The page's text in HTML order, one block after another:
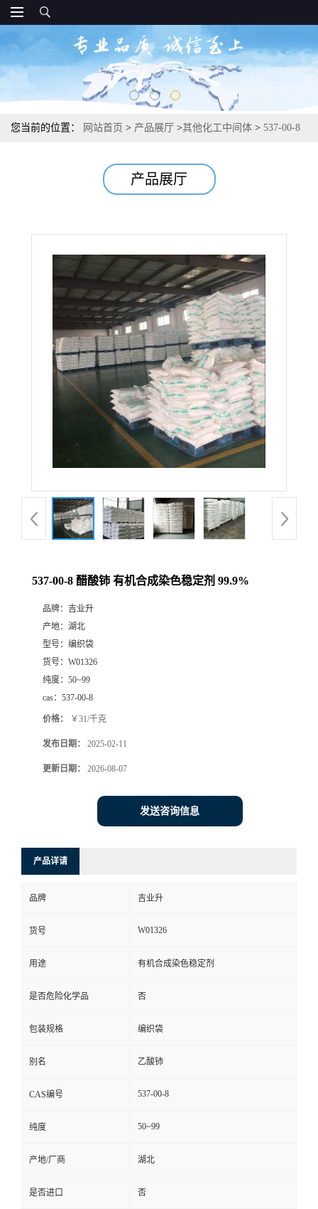
您当前的位置： 网站首页 > 产品展厅 >其他化工中间体 > 537-00-8
产品展厅
537-00-8 醋酸铈 有机合成染色稳定剂 99.9%
品牌： 吉业升
产地： 湖北
型号： 编织袋
货号： W01326
纯度： 50~99
cas： 537-00-8
价格： ￥31/千克
发布日期： 2025-02-11
更新日期： 2026-08-07
发送咨询信息
产品详请
品牌 吉业升
货号 W01326
用途 有机合成染色稳定剂
是否危险化学品 否
包装规格 编织袋
别名 乙酸铈
CAS编号 537-00-8
纯度 50~99
产地/厂商 湖北
是否进口 否